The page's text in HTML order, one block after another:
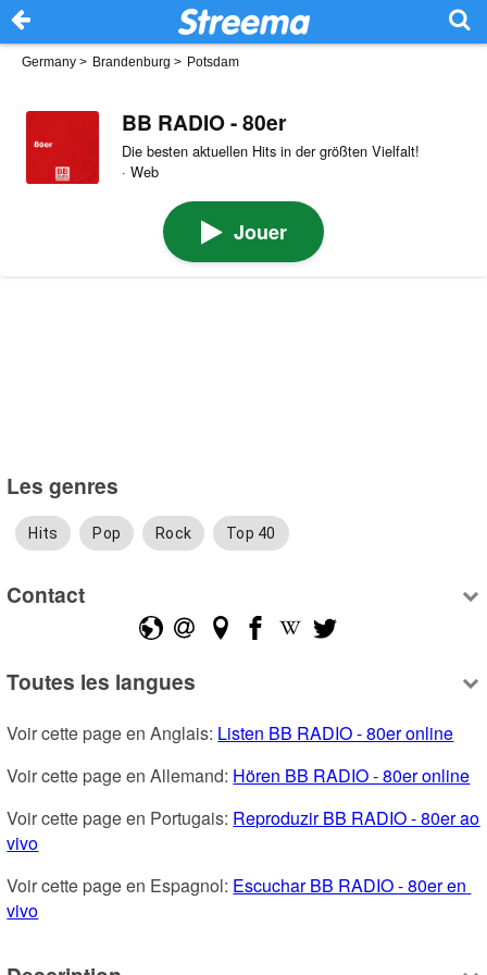
Germany > Brandenburg > Potsdam
BB RADIO - 80er
Die besten aktuellen Hits in der größten Vielfalt!
· Web
Jouer
Les genres
Hits Pop Rock Top 40
Contact
Toutes les langues
Voir cette page en Anglais: Listen BB RADIO - 80er online
Voir cette page en Allemand: Hören BB RADIO - 80er online
Voir cette page en Portugais: Reproduzir BB RADIO - 80er ao
vivo
Voir cette page en Espagnol: Escuchar BB RADIO - 80er en
vivo